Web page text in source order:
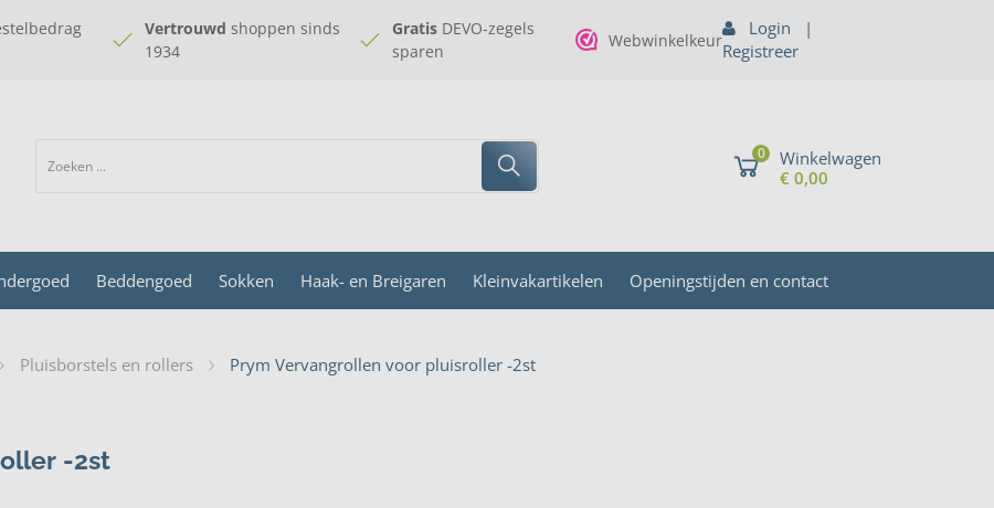
Vertrouwd shoppen sinds
1934
GratisDEVO-zegels
sparen
Webwinkelkeur
Login
|
Registreer
0
Winkelwagen
€ 0,00
Beddengoed Sokken Haak- en Breigaren Kleinvakartikelen Openingstijden en contact
Pluisborstels en rollers Prym Vervangrollen voor pluisroller -2st
-2st